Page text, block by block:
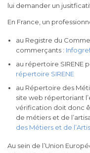
lui demander un
En France, un
au Registre du
commerçants :
au répertoire SIRENE
répertoire SIRENE
au Répertoire des
site web répertoriant
vérification doit donc
de métiers et de
des Métiers et de
Au sein de l’Union